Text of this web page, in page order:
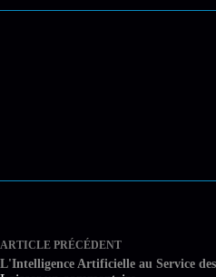
ARTICLE PRÉCÉDENT
L'Intelligence Artificielle au Service